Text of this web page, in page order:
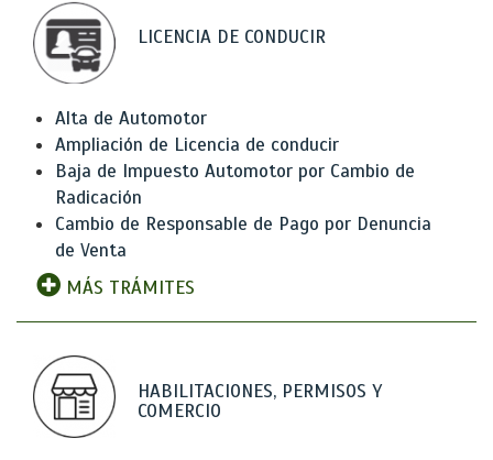
LICENCIA DE CONDUCIR
Alta de Automotor
Ampliación de Licencia de conducir
Baja de Impuesto Automotor por Cambio de
Radicación
Cambio de Responsable de Pago por Denuncia
de Venta
MÁS TRÁMITES
HABILITACIONES, PERMISOS Y
COMERCIO